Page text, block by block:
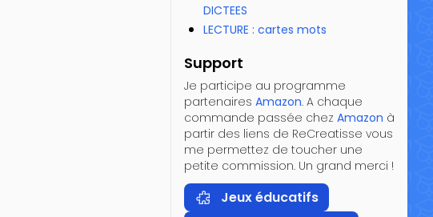
DICTEES
LECTURE : cartes mots
Support
Je participe au programme
partenaires Amazon. A chaque
commande passée chez Amazon à
partir des liens de ReCreatisse vous
me permettez de toucher une
petite commission. Un grand merci !
Jeux éducatifs